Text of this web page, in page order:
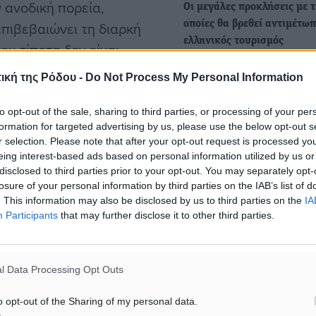
της Ρόδου - Do Not Process My Personal Information
opt-out of the sale, sharing to third parties, or processing of your
for targeted advertising by us, please use the below opt-out
selection. Please note that after your opt-out request is processed
interest-based ads based on personal information utilized by us
to third parties prior to your opt-out. You may separately
of your personal information by third parties on the IAB’s list of
This information may also be disclosed by us to third parties on the
Participants that may further disclose it to other third parties.
Data Processing Opt Outs
opt-out of the Sharing of my personal data.
πορεία,
τη διαρκή
τίποτα δεν είναι
στο μακροπεριβάλλον -
η
των επιχειρήσεων.
υποστηρικτικό πλαίσιο
απαντήσεις σε όλες
και σαφείς
περιλαμβάνονται:
κανόνες για τη
Οι μεγάλες προκλήσεις με
οποίες θα βρεθεί
ελληνικός τουρισμός
τη δυναμική του κατά το
Οι τρεις μεγάλες
θα αντιμετωπίσει ο
επόμενα χρόνια
Όσοι γνωρίζουν την
αγορά και παρακολουθούν